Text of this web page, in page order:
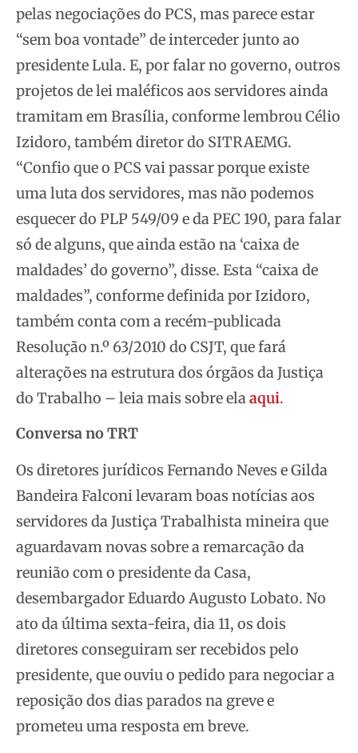
pelas negociações do PCS, mas parece estar
“sem boa vontade” de interceder junto ao
presidente Lula. E, por falar no governo, outros
projetos de lei maléficos aos servidores ainda
tramitam em Brasília, conforme lembrou Célio
Izidoro, também diretor do SITRAEMG.
“Confio que o PCS vai passar porque existe
uma luta dos servidores, mas não podemos
esquecer do PLP 549/09 e da PEC 190, para falar
só de alguns, que ainda estão na ‘caixa de
maldades’ do governo”, disse. Esta “caixa de
maldades”, conforme definida por Izidoro,
também conta com a recém-publicada
Resolução n.º 63/2010 do CSJT, que fará
alterações na estrutura dos órgãos da Justiça
do Trabalho – leia mais sobre elaaqui.
Conversa no TRT
Os diretores jurídicos Fernando Neves e Gilda
Bandeira Falconi levaram boas notícias aos
servidores da Justiça Trabalhista mineira que
aguardavam novas sobre a remarcação da
reunião com o presidente da Casa,
desembargador Eduardo Augusto Lobato. No
ato da última sexta-feira, dia 11, os dois
diretores conseguiram ser recebidos pelo
presidente, que ouviu o pedido para negociar a
reposição dos dias parados na greve e
prometeu uma resposta em breve.